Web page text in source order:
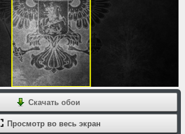
Скачать обои
Просмотр во весь экран